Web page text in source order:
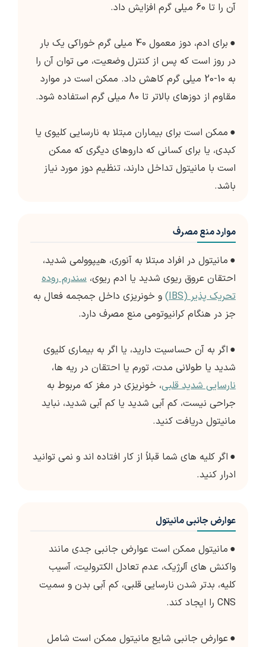
آن را تا 60 میلی گرم افزایش داد.
●
برای ادم، دوز معمول 40 میلی گرم خوراکی یک بار
در روز است که پس از کنترل وضعیت، می توان آن را
به 10-20 میلی گرم کاهش داد. ممکن است در موارد
مقاوم از دوزهای بالاتر تا 80 میلی گرم استفاده شود.
● ممکن است برای بیماران مبتلا به نارسایی کلیوی یا
کبدی، یا برای کسانی که داروهای دیگری که ممکن
است با مانیتول تداخل دارند، تنظیم دوز مورد نیاز
باشد.
موارد منع مصرف
● مانیتول در افراد مبتلا به آنوری، هیپوولمی شدید،
احتقان عروق ریوی شدید یا ادم ریوی، سندرم روده
تحریک پذیر (IBS)
و خونریزی داخل جمجمه فعال به
جز در هنگام کرانیوتومی منع مصرف دارد.
● اگر به آن حساسیت دارید، یا اگر به بیماری کلیوی
شدید یا طولانی مدت، تورم یا احتقان در ریه ها،
نارسایی شدید قلبی، خونریزی در مغز که مربوط به
جراحی نیست، کم آبی شدید یا کم آبی شدید، نباید
مانیتول دریافت کنید.
● اگر کلیه های شما قبلاً از کار افتاده اند و نمی توانید
ادرار کنید.
عوارض جانبی مانیتول
● مانیتول ممکن است عوارض جانبی جدی مانند
واکنش های آلرژیک، عدم تعادل الکترولیت، آسیب
کلیه، بدتر شدن نارسایی قلبی، کم آبی بدن و سمیت
CNS را ایجاد کند.
●عوارض جانبی شایع مانیتول ممکن است شامل